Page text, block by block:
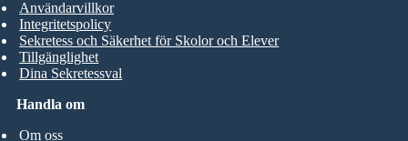
Handla om
Om oss
Användarvillkor
Integritetspolicy
Sekretess och Säkerhet för Skolor och Elever
Tillgänglighet
Dina Sekretessval